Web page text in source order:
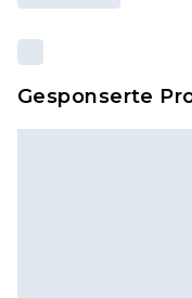
Gesponserte